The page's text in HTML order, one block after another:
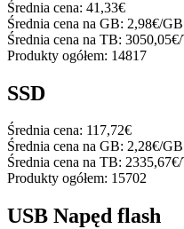
Średnia cena: 41,33€
Średnia cena na GB: 2,98€/GB
Średnia cena na TB:
Produkty ogółem: 14817
SSD
Średnia cena: 117,72€
Średnia cena na GB: 2,28€/GB
Średnia cena na TB:
Produkty ogółem: 15702
USB Napęd flash